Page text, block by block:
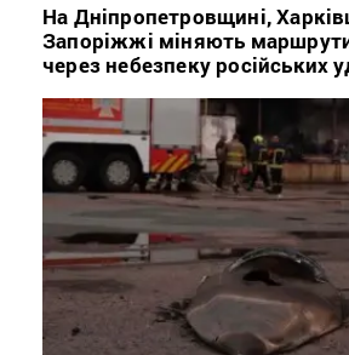
На Дніпропетровщині,
Запоріжжі міняють
через небезпеку російських